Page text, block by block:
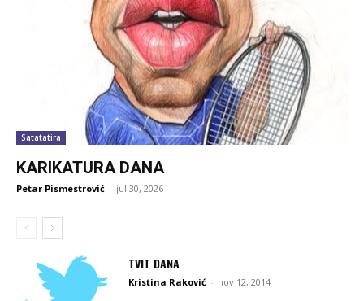
Satatatira
KARIKATURA DANA
Petar Pismestrović - jul 30, 2026
TVIT DANA
Kristina Raković - nov 12, 2014